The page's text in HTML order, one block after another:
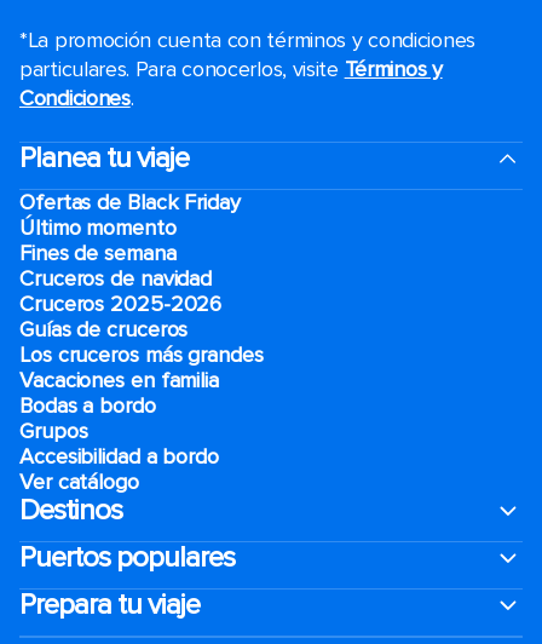
*La promoción cuenta con términos y condiciones
particulares. Para conocerlos, visite Términos y
Condiciones.
Planea tu viaje
Ofertas de Black Friday
Último momento
Fines de semana
Cruceros de navidad
Cruceros 2025-2026
Guías de cruceros
Los cruceros más grandes
Vacaciones en familia
Bodas a bordo
Grupos
Accesibilidad a bordo
Ver catálogo
Destinos
Puertos populares
Prepara tu viaje